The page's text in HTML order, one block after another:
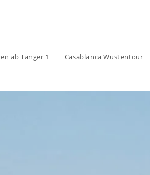
ab Tanger 1 Casablanca Wüstentour